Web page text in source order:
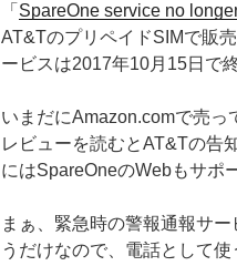
「 SpareOne service no
AT&TのプリペイドSIMで販
ービスは2017年10月15日で
いまだにAmazon.comで売っ
レビューを読むとAT&Tの告
にはSpareOneのWebもサポ
まぁ、緊急時の警報通報サ
うだけなので、電話として